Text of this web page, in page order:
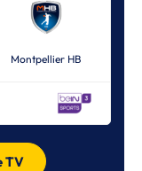
Montpellier HB
TV